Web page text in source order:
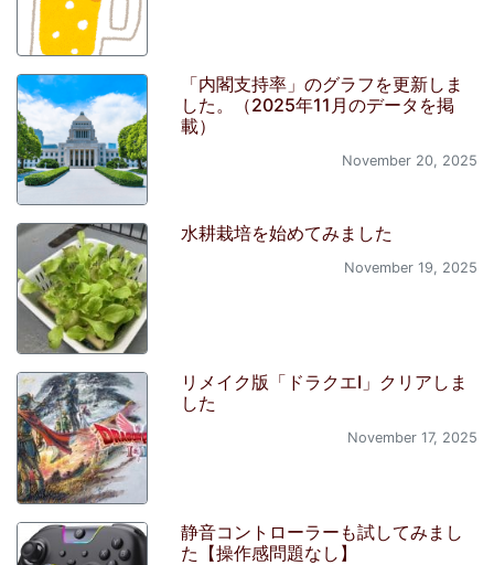
「内閣支持率」のグラフを更新しま
した。（2025年11月のデータを掲
載）
November 20, 2025
水耕栽培を始めてみました
November 19, 2025
リメイク版「ドラクエI」クリアしま
した
November 17, 2025
静音コントローラーも試してみまし
た【操作感問題なし】